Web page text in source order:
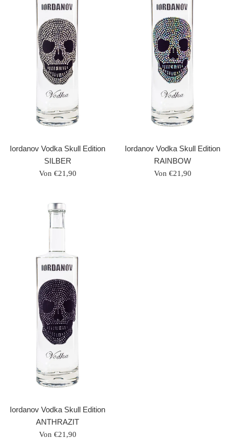
Iordanov Vodka Skull Edition
SILBER
Von €21,90
Iordanov Vodka Skull Edition
RAINBOW
Von €21,90
Iordanov Vodka Skull Edition
ANTHRAZIT
Von €21,90